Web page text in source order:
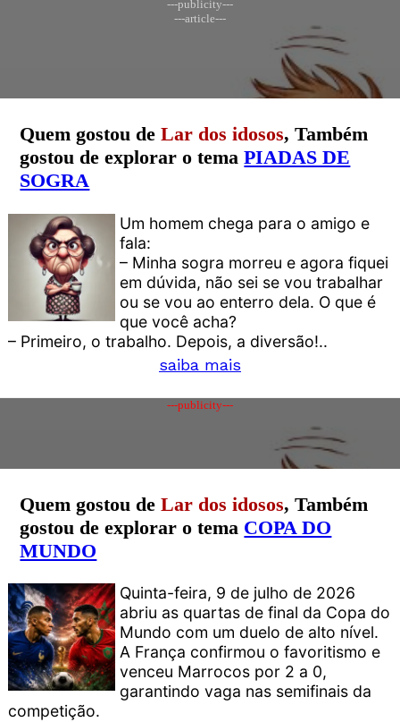
---publicity---
---article---
Quem gostou deLar dos idosos, Também
gostou de explorar o temaPIADAS DE
SOGRA
Um homem chega para o amigo e
fala:
– Minha sogra morreu e agora fiquei
em dúvida, não sei se vou trabalhar
ou se vou ao enterro dela. O que é
que você acha?
– Primeiro, o trabalho. Depois, a diversão!..
saiba mais
---publicity---
Quem gostou deLar dos idosos, Também
gostou de explorar o tema COPA DO
MUNDO
Quinta-feira, 9 de julho de 2026
abriu as quartas de final da Copa do
Mundo com um duelo de alto nível.
A França confirmou o favoritismo e
venceu Marrocos por 2 a 0,
garantindo vaga nas semifinais da
competição.